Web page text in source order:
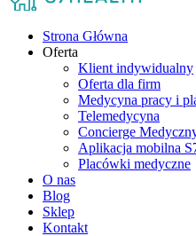
Strona Główna
Oferta
Klient indywidualny
Oferta dla firm
Medycyna pracy i
Telemedycyna
Concierge
Aplikacja mobilna
Placówki medyczne
O nas
Blog
Sklep
Kontakt